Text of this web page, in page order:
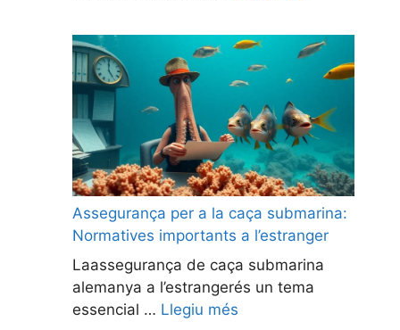
Assegurança per a la caça submarina:
Normatives importants a l’estranger
Laassegurança de caça submarina
alemanya a l’estrangerés un tema
essencial … Llegiu més